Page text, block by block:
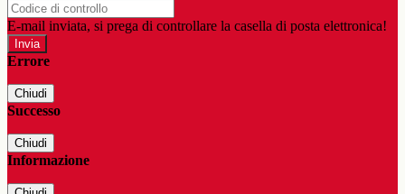
E-mail inviata, si prega di controllare la casella di posta elettronica!
Errore
Chiudi
Successo
Chiudi
Informazione